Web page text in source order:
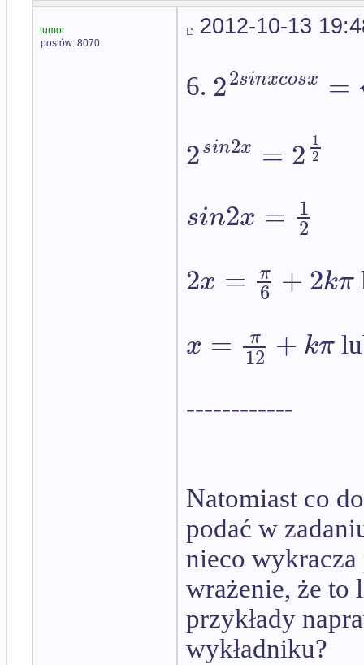
tumor
postów: 8070
2012-10-13
6. 22sinxcosx =
2sin2x = 2 1
2
sin2x = 1
2
2x = π
6 +2kπ
x = π
12 + kπ
------------
Natomiast co
podać w
nieco
wrażenie, że to
przykłady
wykładniku?